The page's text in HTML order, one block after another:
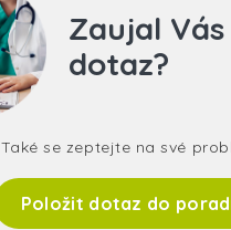
Zaujal
dotaz?
Také se zeptejte na své
Položit dotaz do